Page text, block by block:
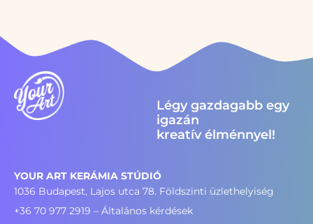
Légy gazdagabb egy
igazán
kreatív élménnyel!
YOUR ART KERÁMIA STÚDIÓ
1036 Budapest, Lajos utca 78. Földszinti üzlethelyiség
+36 70 977 2919 – Általános kérdések